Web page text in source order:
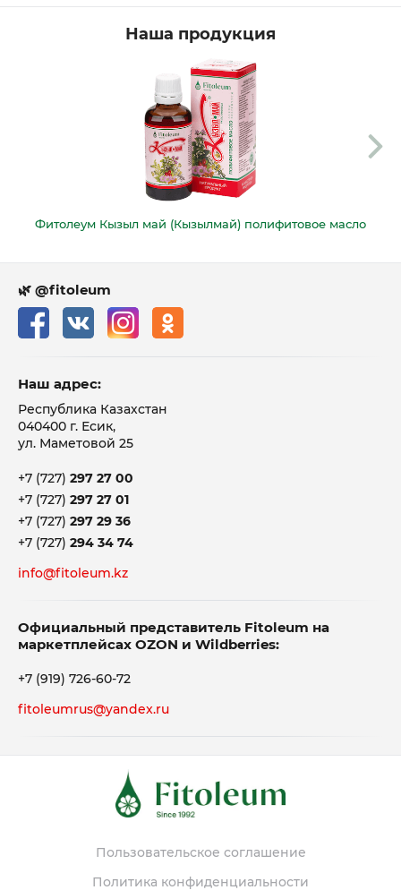
Наша продукция
Фитолеум Кызыл май (Кызылмай) полифитовое масло
🌿 @fitoleum
Наш адрес:
Республика Казахстан
040400 г. Есик,
ул. Маметовой 25
+7 (727) 297 27 00
+7 (727) 297 27 01
+7 (727) 297 29 36
+7 (727) 294 34 74
info@fitoleum.kz
Официальный представитель Fitoleum на
маркетплейсах OZON и Wildberries:
+7 (919) 726-60-72
fitoleumrus@yandex.ru
Пользовательское соглашение
Политика конфиденциальности